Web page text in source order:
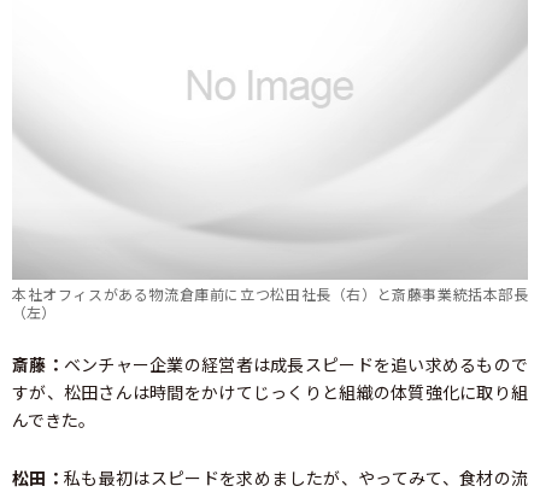
本社オフィスがある物流倉庫前に立つ松田社長（右）と斎藤事業統括本部長
（左）
斎藤： ベンチャー企業の経営者は成長スピードを追い求めるもので
すが、松田さんは時間をかけてじっくりと組織の体質強化に取り組
んできた。
松田：私も最初はスピードを求めましたが、やってみて、食材の流